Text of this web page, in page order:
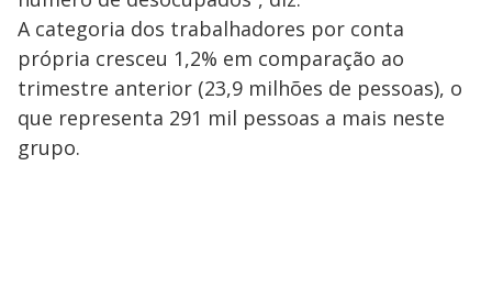
A categoria dos trabalhadores por conta
própria cresceu 1,2% em comparação ao
trimestre anterior (23,9 milhões de pessoas), o
que representa 291 mil pessoas a mais neste
grupo.